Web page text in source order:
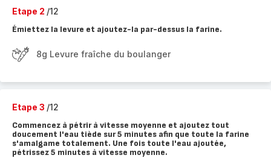
Etape 2 /12
Émiettez la levure et ajoutez-la par-dessus la farine.
8g Levure fraîche du boulanger
Etape 3 /12
Commencez à pétrir à vitesse moyenne et ajoutez tout
doucement l'eau tiède sur 5 minutes afin que toute la farine
s'amalgame totalement. Une fois toute l'eau ajoutée,
pétrissez 5 minutes à vitesse moyenne.